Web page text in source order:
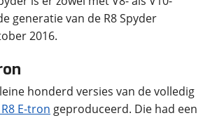
generatie van de R8 Spyder
2016.
honderd versies van de volledig
E-tron geproduceerd. Die had een